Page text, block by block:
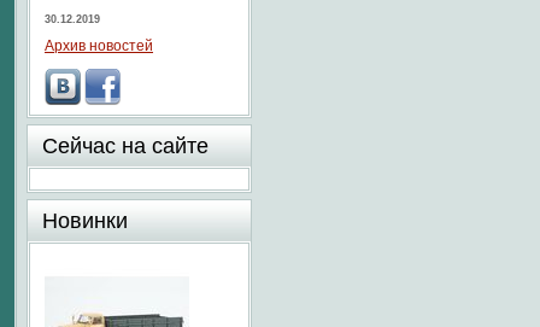
30.12.2019
Архив новостей
Сейчас на сайте
Новинки